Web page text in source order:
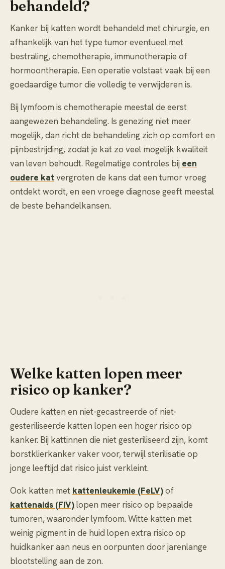
behandeld?
Kanker bij katten wordt behandeld met chirurgie, en
afhankelijk van het type tumor eventueel met
bestraling, chemotherapie, immunotherapie of
hormoontherapie. Een operatie volstaat vaak bij een
goedaardige tumor die volledig te verwijderen is.
Bij lymfoom is chemotherapie meestal de eerst
aangewezen behandeling. Is genezing niet meer
mogelijk, dan richt de behandeling zich op comfort en
pijnbestrijding, zodat je kat zo veel mogelijk kwaliteit
van leven behoudt. Regelmatige controles bij een
oudere kat vergroten de kans dat een tumor vroeg
ontdekt wordt, en een vroege diagnose geeft meestal
de beste behandelkansen.
Welke katten lopen meer
risico op kanker?
Oudere katten en niet-gecastreerde of niet-
gesteriliseerde katten lopen een hoger risico op
kanker. Bij kattinnen die niet gesteriliseerd zijn, komt
borstklierkanker vaker voor, terwijl sterilisatie op
jonge leeftijd dat risico juist verkleint.
Ook katten met kattenleukemie (FeLV)of
kattenaids (FIV)lopen meer risico op bepaalde
tumoren, waaronder lymfoom. Witte katten met
weinig pigment in de huid lopen extra risico op
huidkanker aan neus en oorpunten door jarenlange
blootstelling aan de zon.